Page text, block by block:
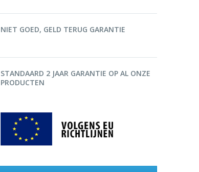
NIET GOED, GELD TERUG GARANTIE
STANDAARD 2 JAAR GARANTIE OP AL ONZE
PRODUCTEN